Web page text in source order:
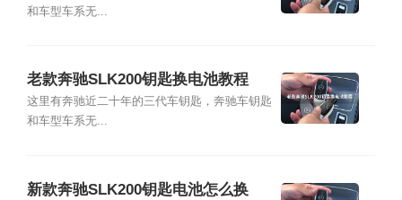
和车型车系无...
老款奔驰SLK200钥匙换电池教程
这里有奔驰近二十年的三代车钥匙，奔驰车钥匙
和车型车系无...
新款奔驰SLK200钥匙电池怎么换